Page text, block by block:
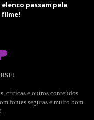
passam pela
filme!
críticas e outros conteúdos
fontes seguras e muito bom